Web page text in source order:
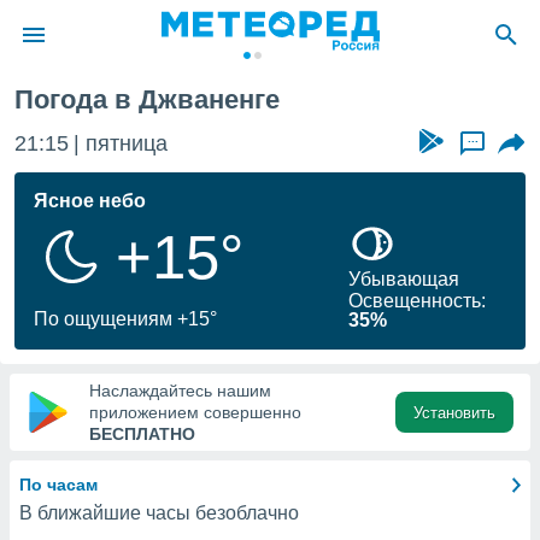
о
Вы можете
к этому
доступ
Погода в Джваненге
21:15 пятница ...
Ясное небо
+15°
По ощущениям +15°
Убывающая
Освещенность:
35%
Наслаждайтесь нашим
приложением совершенно
БЕСПЛАТНО
Установить
По часам
В ближайшие часы безоблачно